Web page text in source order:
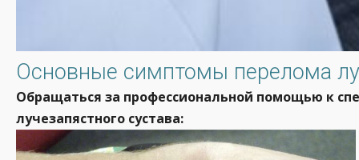
Основные симптомы перелома
Обращаться за профессиональной помощью к
лучезапястного сустава: